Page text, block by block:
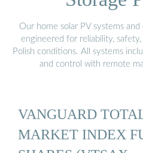
Our home solar PV systems
engineered for reliability,
Polish conditions. All systems
and control with remote
VANGUARD
MARKET INDEX